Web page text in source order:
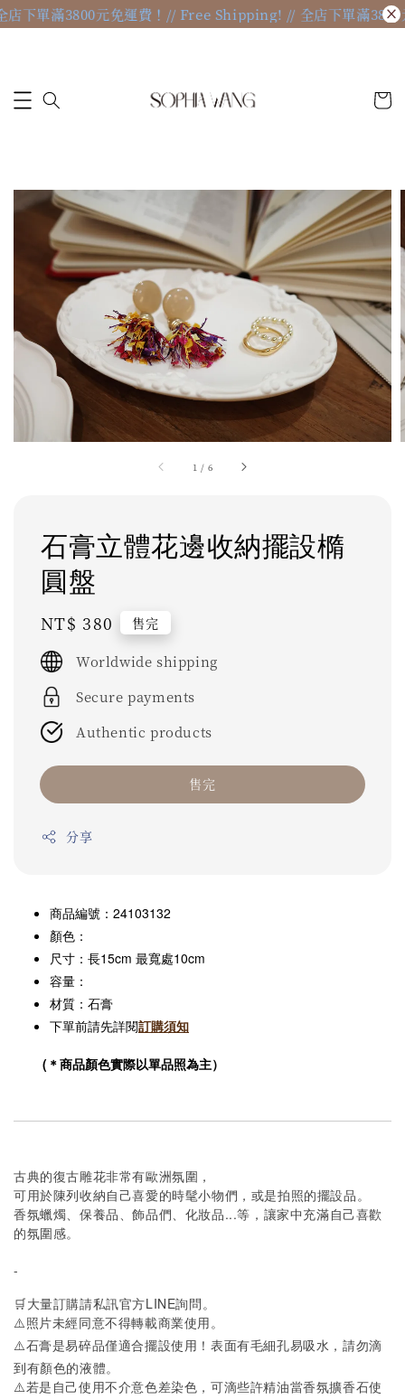
單滿3800元免運費！ // Free Shipping! // 全店下單滿3800
1 / 6
石膏立體花邊收納擺設橢
圓盤
Regular
price
NT$ 380 售完
Worldwide shipping
Secure payments
Authentic products
售完
分享
商品編號：24103132
顏色：
尺寸： 長15cm 最寬處10cm
容量：
材質：石膏
下單前請先詳閱訂購須知
(＊商品顏色實際以單品照為主）
古典的復古雕花非常有歐洲氛圍，
可用於陳列收納自己喜愛的時髦小物們，或是拍照的擺設品。
香氛蠟燭、保養品、飾品們、化妝品...等，讓家中充滿自己喜歡
的氛圍感。
-
🛒大量訂購請私訊官方LINE詢問。
⚠️照片未經同意不得轉載商業使用。
⚠️石膏是易碎品僅適合擺設使用！表面有毛細孔易吸水，請勿滴
到有顏色的液體。
⚠️若是自己使用不介意色差染色，可滴些許精油當香氛擴香石使